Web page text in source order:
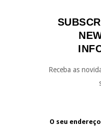
Receba as
O seu